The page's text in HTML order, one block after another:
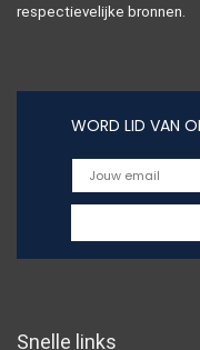
respectievelijke bronnen.
WORD LID VAN
Snelle links